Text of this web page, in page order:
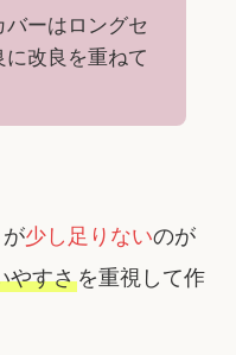
バーはロングセ
に改良を重ねて
が少し足りないのが
やすさを重視して作